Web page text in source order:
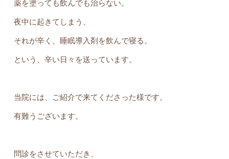
薬を塗っても飲んでも治らない。
夜中に起きてしまう、
それが辛く、睡眠導入剤を飲んで寝る。
という、辛い日々を送っています。
当院には、ご紹介で来てくださった様です。
有難うございます。
問診をさせていただき、